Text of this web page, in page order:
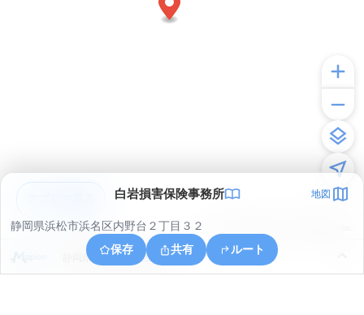
白岩損害保険事務所 地図
静岡県浜松市浜名区内野台２丁目３２
保存
共有 ルート
静岡県浜松市浜名区新原